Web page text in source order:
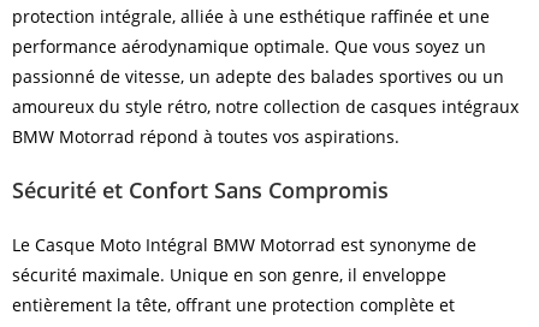
protection intégrale, alliée à une esthétique raffinée et une
performance aérodynamique optimale. Que vous soyez un
passionné de vitesse, un adepte des balades sportives ou un
amoureux du style rétro, notre collection de casques intégraux
BMW Motorrad répond à toutes vos aspirations.
Sécurité et Confort Sans Compromis
Le Casque Moto Intégral BMW Motorrad est synonyme de
sécurité maximale. Unique en son genre, il enveloppe
entièrement la tête, offrant une protection complète et